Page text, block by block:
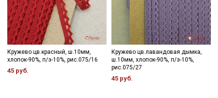
Кружево цв.красный, ш.10мм,
хлопок-90%, п/э-10%, рис.075/16
45 руб.
Кружево цв.лавандовая дымка,
ш.10мм, хлопок-90%, п/э-10%,
рис.075/27
45 руб.